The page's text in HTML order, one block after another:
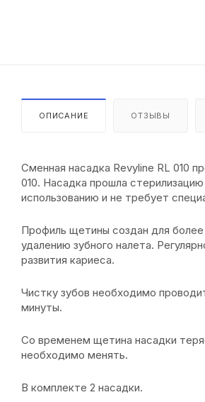
ОПИСАНИЕ ОТЗЫВЫ
Сменная насадка Revyline RL 010
010. Насадка прошла
использованию и не требует
Профиль щетины создан для
удалению зубного налета.
развития кариеса.
Чистку зубов необходимо
минуты.
Со временем щетина насадки
необходимо менять.
В комплекте 2 насадки.